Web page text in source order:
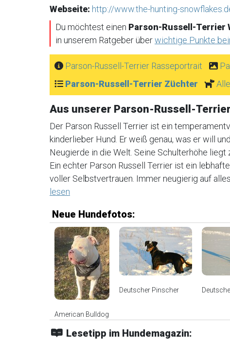
Webseite: http://www.the-hunting-
Du möchtest einen Parson-Russell-Terrier
in unserem Ratgeber überwichtige Punkte
Parson-Russell-Terrier Rasseportrait
Parson-Russell-Terrier Züchter
Aus unserer Parson-Russell-
Der Parson Russell Terrier ist ein
kinderlieber Hund. Er weiß genau, was er will
Neugierde in die Welt. Seine Schulterhöhe liegt
Ein echter Parson Russell Terrier ist ein
voller Selbstvertrauen. Immer neugierig auf
lesen
Neue Hundefotos:
American Bulldog
Deutscher Pinscher
Lesetipp im Hundemagazin: